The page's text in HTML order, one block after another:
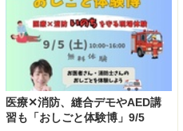
医療✕消防、縫合デモやAED講
習も「おしごと体験博」9/5